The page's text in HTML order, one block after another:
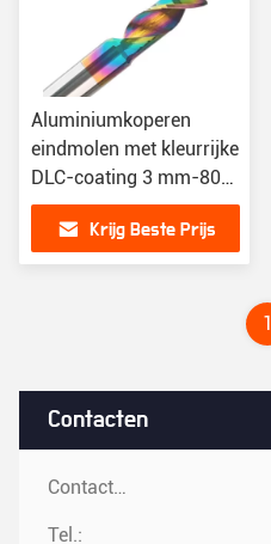
Contacten
Contacten:
Tel.:
Aluminiumkoperen
eindmolen met kleurrijke
DLC-coating 3 mm-80
mm lengte
Krijg Beste Prijs
1